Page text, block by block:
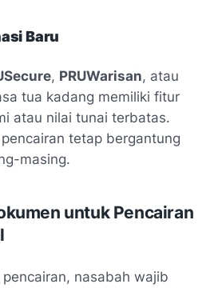
Baru
, PRUWarisan, atau
tua kadang memiliki fitur
atau nilai tunai terbatas.
tetap bergantung
masing.
untuk Pencairan
nasabah wajib